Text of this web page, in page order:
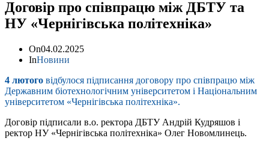
Договір про співпрацю між ДБТУ та
НУ «Чернігівська політехніка»
On04.02.2025
InНовини
4 лютого відбулося підписання договору про співпрацю між
Державним біотехнологічним університетом і Національним
університетом «Чернігівська політехніка».
Договір підписали в.о. ректора ДБТУ Андрій Кудряшов і
ректор НУ «Чернігівська політехніка» Олег Новомлинець.